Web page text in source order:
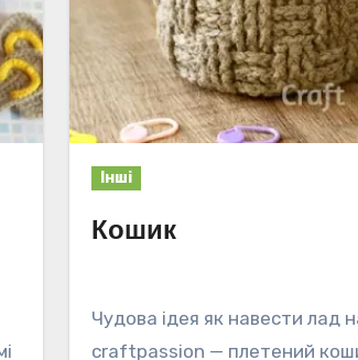
Інші
Кошик
Чудова ідея як навести лад на полицях від
craftpassion — плетений